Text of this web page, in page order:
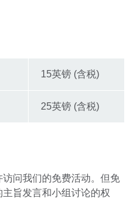
15英镑 (含税)
25英镑 (含税)
问我们的免费活动。但免
旨发言和小组讨论的权